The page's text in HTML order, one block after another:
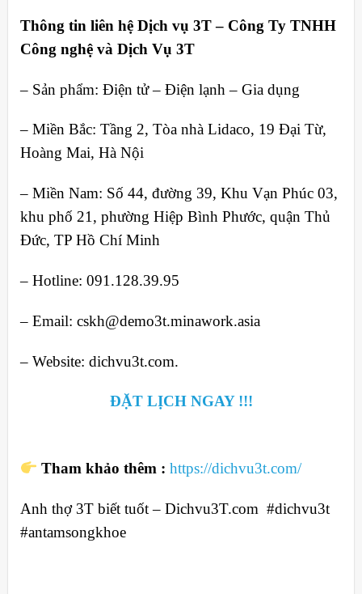
Thông tin liên hệ Dịch vụ 3T – Công Ty TNHH
Công nghệ và Dịch Vụ 3T
– Sản phẩm: Điện tử – Điện lạnh – Gia dụng
– Miền Bắc: Tầng 2, Tòa nhà Lidaco, 19 Đại Từ,
Hoàng Mai, Hà Nội
– Miền Nam: Số 44, đường 39, Khu Vạn Phúc 03,
khu phố 21, phường Hiệp Bình Phước, quận Thủ
Đức, TP Hồ Chí Minh
– Hotline: 091.128.39.95
– Email: cskh@demo3t.minawork.asia
– Website: dichvu3t.com.
ĐẶT LỊCH NGAY !!!
Tham khảo thêm :https://dichvu3t.com/
Anh thợ 3T biết tuốt – Dichvu3T.com #dichvu3t
#antamsongkhoe